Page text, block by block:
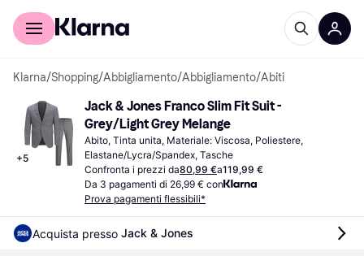
Per il tuo shopping
Klarna/Shopping/Abbigliamento/Abbigliamento/Abiti
+5
Jack & Jones Franco Slim Fit Suit -
Grey/Light Grey Melange
Abito, Tinta unita, Materiale: Viscosa, Poliestere,
Elastane/Lycra/Spandex, Tasche
Confronta i prezzi da80,99 €a119,99 €
Da 3 pagamenti di 26,99 € con
Prova pagamenti flessibili*
Acquista presso Jack & Jones